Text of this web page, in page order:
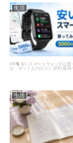
生活
PR🐈 安いスマートウォッチは
は、ネット上の口コミ 評判 販売
生活